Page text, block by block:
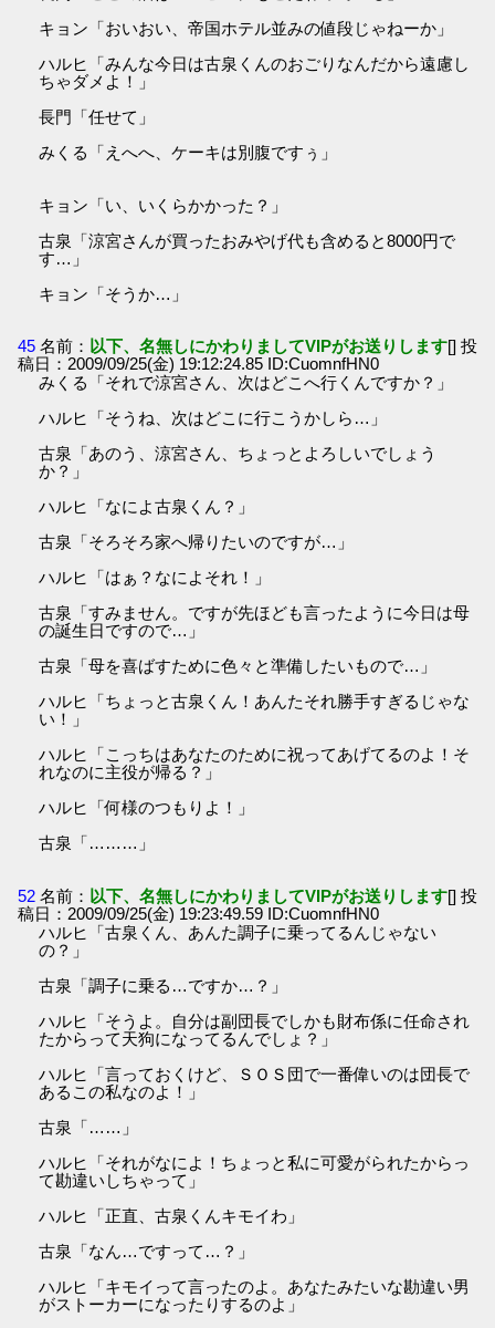
キョン「おいおい、帝国ホテル並みの値段じゃねーか」
ハルヒ「みんな今日は古泉くんのおごりなんだから遠慮し
ちゃダメよ！」
長門「任せて」
みくる「えへへ、ケーキは別腹ですぅ」
キョン「い、いくらかかった？」
古泉「涼宮さんが買ったおみやげ代も含めると8000円で
す…」
キョン「そうか…」
45 名前： 以下、名無しにかわりましてVIPがお送りします[] 投
稿日：2009/09/25(金) 19:12:24.85 ID:CuomnfHN0
みくる「それで涼宮さん、次はどこへ行くんですか？」
ハルヒ「そうね、次はどこに行こうかしら…」
古泉「あのう、涼宮さん、ちょっとよろしいでしょう
か？」
ハルヒ「なによ古泉くん？」
古泉「そろそろ家へ帰りたいのですが…」
ハルヒ「はぁ？なによそれ！」
古泉「すみません。ですが先ほども言ったように今日は母
の誕生日ですので…」
古泉「母を喜ばすために色々と準備したいもので…」
ハルヒ「ちょっと古泉くん！あんたそれ勝手すぎるじゃな
い！」
ハルヒ「こっちはあなたのために祝ってあげてるのよ！そ
れなのに主役が帰る？」
ハルヒ「何様のつもりよ！」
古泉「………」
52 名前： 以下、名無しにかわりましてVIPがお送りします[] 投
稿日：2009/09/25(金) 19:23:49.59 ID:CuomnfHN0
ハルヒ「古泉くん、あんた調子に乗ってるんじゃない
の？」
古泉「調子に乗る…ですか…？」
ハルヒ「そうよ。自分は副団長でしかも財布係に任命され
たからって天狗になってるんでしょ？」
ハルヒ「言っておくけど、ＳＯＳ団で一番偉いのは団長で
あるこの私なのよ！」
古泉「……」
ハルヒ「それがなによ！ちょっと私に可愛がられたからっ
て勘違いしちゃって」
ハルヒ「正直、古泉くんキモイわ」
古泉「なん…ですって…？」
ハルヒ「キモイって言ったのよ。あなたみたいな勘違い男
がストーカーになったりするのよ」